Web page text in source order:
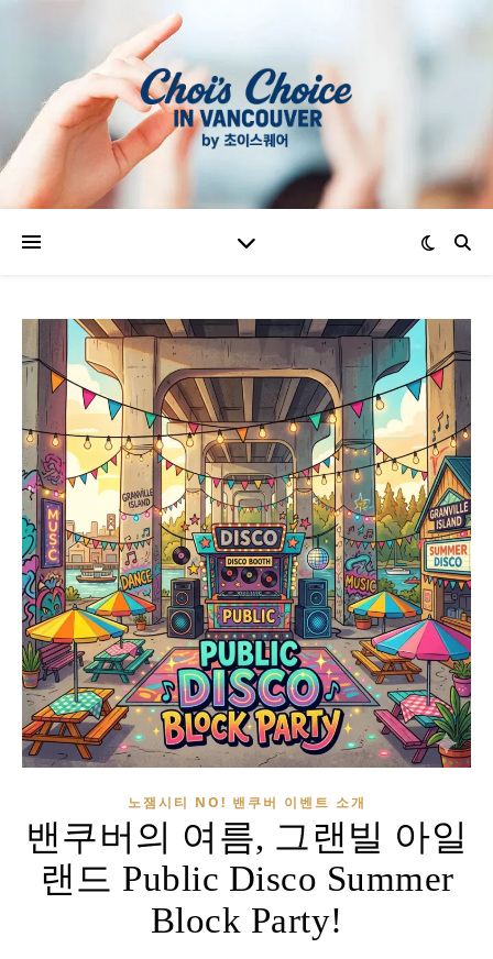
노잼시티 NO! 밴쿠버 이벤트 소개
밴쿠버의 여름, 그랜빌 아일
랜드 Public Disco Summer
Block Party!